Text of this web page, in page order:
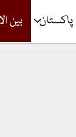
پاکستان بین